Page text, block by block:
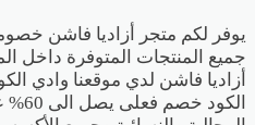
يوفر لكم متجر أزاديا فاشن
جميع المنتجات المتوفرة داخل
أزاديا فاشن لدي موقعنا وادي